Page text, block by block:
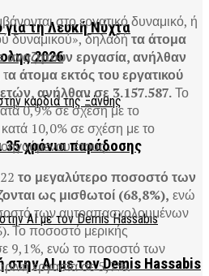
για τη Λευκή Νύχτα
2026
35 χρόνια παράδοσης
στην AI με τον Demis Hassabis
στο εργατικό δυναμικό, ή
δυναμικού», δηλαδήτα άτομα
αναζητούν εργασία, ανήλθαν
α άτομα εκτός του εργατικού
ανήλθαν σε 3.157.587.Το
0,9% σε σχέση με το
10,0% σε σχέση με το
έτους .
το μεγαλύτερο ποσοστό των
ως μισθωτοί (68,8%), ενώ
των αυτοαπασχολουμένων
Το ποσοστό μερικής
9,1%, ενώ το ποσοστό των
εργασία σε 5,7%.